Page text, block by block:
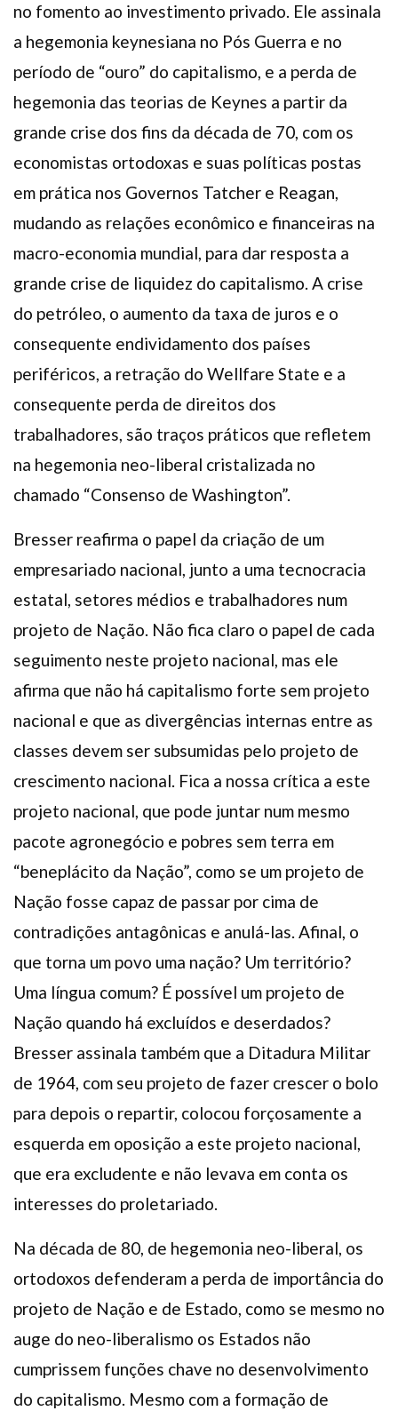
no fomento ao investimento privado. Ele assinala
a hegemonia keynesiana no Pós Guerra e no
período de “ouro” do capitalismo, e a perda de
hegemonia das teorias de Keynes a partir da
grande crise dos fins da década de 70, com os
economistas ortodoxas e suas políticas postas
em prática nos Governos Tatcher e Reagan,
mudando as relações econômico e financeiras na
macro-economia mundial, para dar resposta a
grande crise de liquidez do capitalismo. A crise
do petróleo, o aumento da taxa de juros e o
consequente endividamento dos países
periféricos, a retração do Wellfare State e a
consequente perda de direitos dos
trabalhadores, são traços práticos que refletem
na hegemonia neo-liberal cristalizada no
chamado “Consenso de Washington”.
Bresser reafirma o papel da criação de um
empresariado nacional, junto a uma tecnocracia
estatal, setores médios e trabalhadores num
projeto de Nação. Não fica claro o papel de cada
seguimento neste projeto nacional, mas ele
afirma que não há capitalismo forte sem projeto
nacional e que as divergências internas entre as
classes devem ser subsumidas pelo projeto de
crescimento nacional. Fica a nossa crítica a este
projeto nacional, que pode juntar num mesmo
pacote agronegócio e pobres sem terra em
“beneplácito da Nação”, como se um projeto de
Nação fosse capaz de passar por cima de
contradições antagônicas e anulá-las. Afinal, o
que torna um povo uma nação? Um território?
Uma língua comum? É possível um projeto de
Nação quando há excluídos e deserdados?
Bresser assinala também que a Ditadura Militar
de 1964, com seu projeto de fazer crescer o bolo
para depois o repartir, colocou forçosamente a
esquerda em oposição a este projeto nacional,
que era excludente e não levava em conta os
interesses do proletariado.
Na década de 80, de hegemonia neo-liberal, os
ortodoxos defenderam a perda de importância do
projeto de Nação e de Estado, como se mesmo no
auge do neo-liberalismo os Estados não
cumprissem funções chave no desenvolvimento
do capitalismo. Mesmo com a formação de